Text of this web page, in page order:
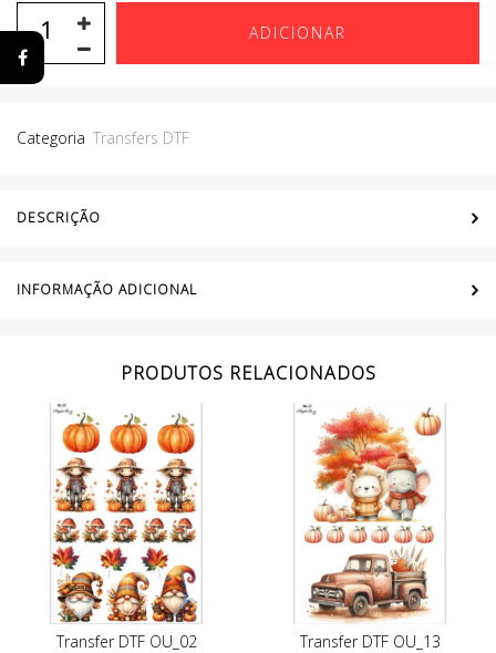
ADICIONAR
Categoria Transfers DTF
DESCRIÇÃO
INFORMAÇÃO ADICIONAL
PRODUTOS RELACIONADOS
Transfer DTF OU_02
Transfer DTF OU_13